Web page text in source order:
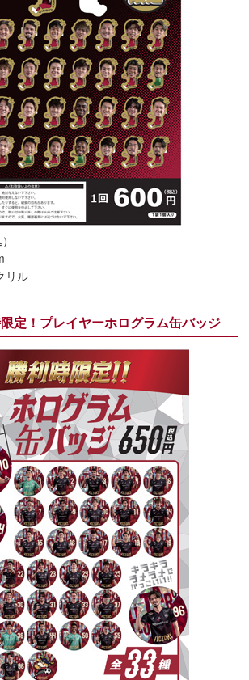
リル
限定！プレイヤーホログラム缶バッジ